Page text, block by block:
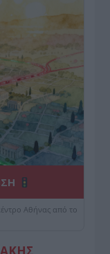
Αθήνας από το